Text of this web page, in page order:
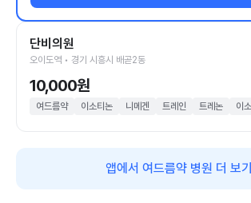
단비의원
오이도역 • 경기 시흥시 배곧2동
10,000원
여드름약 이소티논 니메겐 트레인 트레논 이
앱에서 여드름약 병원 더 보기